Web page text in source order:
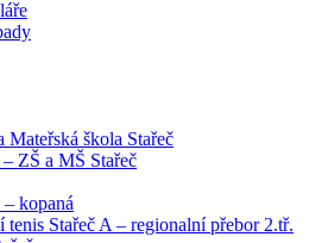
Mateřská škola Stařeč
ZŠ a MŠ Stařeč
kopaná
tenis Stařeč A – regionalní přebor 2.tř.